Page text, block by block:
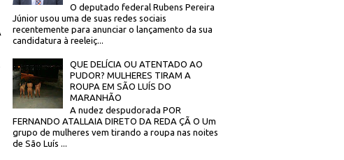
O deputado federal Rubens Pereira
Júnior usou uma de suas redes sociais
recentemente para anunciar o lançamento da sua
candidatura à reeleiç...
QUE DELÍCIA OU ATENTADO AO
PUDOR? MULHERES TIRAM A
ROUPA EM SÃO LUÍS DO
MARANHÃO
A nudez despudorada POR
FERNANDO ATALLAIA DIRETO DA REDA ÇÃ O Um
grupo de mulheres vem tirando a roupa nas noites
de São Luís ...